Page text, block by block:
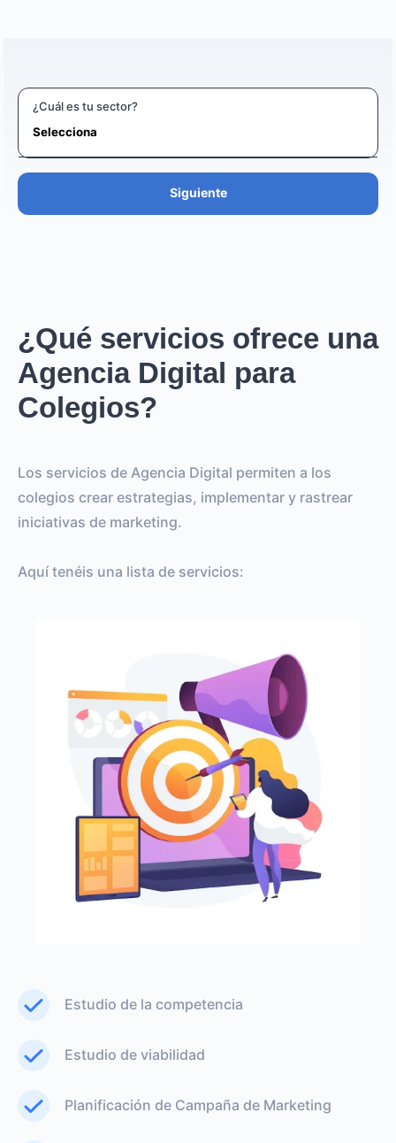
¿Cuál es tu sector?
Siguiente
¿Qué servicios ofrece una
Agencia Digital para
Colegios?
Los servicios de Agencia Digital permiten a los
colegios crear estrategias, implementar y rastrear
iniciativas de marketing.
Aquí tenéis una lista de servicios:
Estudio de la competencia
Estudio de viabilidad
Planificación de Campaña de Marketing